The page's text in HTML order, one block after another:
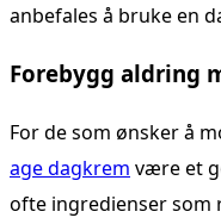
anbefales å bruke en
Forebygg aldring
For de som ønsker å
age dagkrem være et
ofte ingredienser som